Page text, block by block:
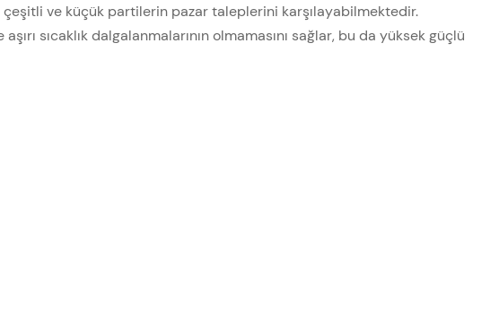
çeşitli ve küçük partilerin pazar taleplerini karşılayabilmektedir.
sıcaklık dalgalanmalarının olmamasını sağlar, bu da yüksek güçlü